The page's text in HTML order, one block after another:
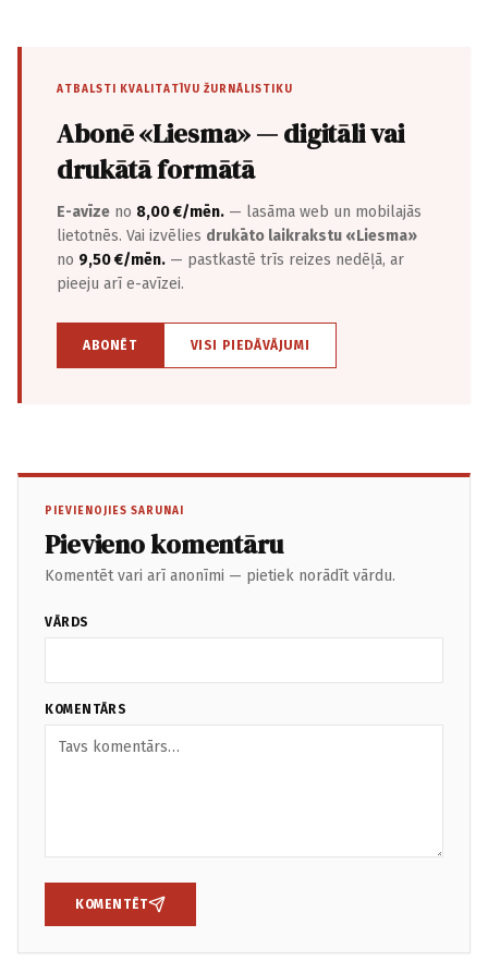
ATBALSTI KVALITATĪVU ŽURNĀLISTIKU
Abonē «Liesma» — digitāli vai
drukātā formātā
E-avīze no 8,00 €/mēn. — lasāma web un mobilajās
lietotnēs. Vai izvēlies drukāto laikrakstu «Liesma»
no 9,50 €/mēn. — pastkastē trīs reizes nedēļā, ar
pieeju arī e-avīzei.
ABONĒT VISI PIEDĀVĀJUMI
PIEVIENOJIES SARUNAI
Pievieno komentāru
Komentēt vari arī anonīmi — pietiek norādīt vārdu.
VĀRDS
KOMENTĀRS
KOMENTĒT